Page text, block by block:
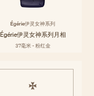
Égérie伊灵女神系列
Égérie伊灵女神系列月相
37毫米 - 粉红金